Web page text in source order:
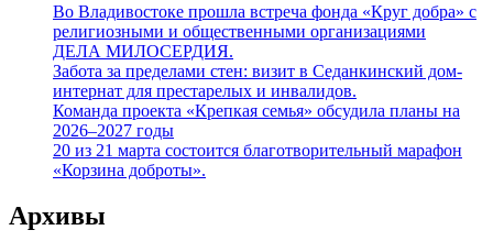
Во Владивостоке прошла встреча фонда «Круг добра» с
религиозными и общественными организациями
ДЕЛА МИЛОСЕРДИЯ.
Забота за пределами стен: визит в Седанкинский дом-
интернат для престарелых и инвалидов.
Команда проекта «Крепкая семья» обсудила планы на
2026–2027 годы
20 из 21 марта состоится благотворительный марафон
«Корзина доброты».
Архивы